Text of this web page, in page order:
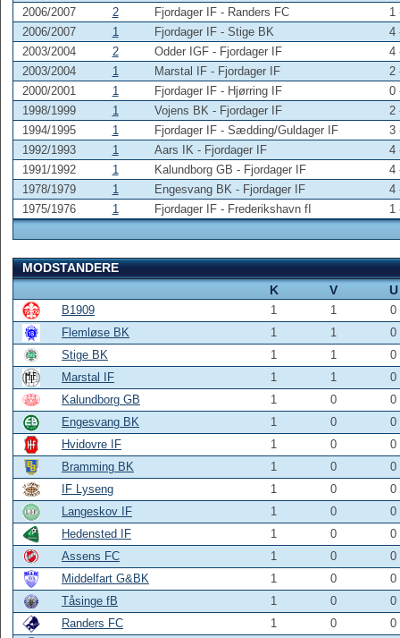
2006/2007
2 Fjordager IF - Randers FC
1
2006/2007
1 Fjordager IF - Stige BK
4
2003/2004
2 Odder IGF - Fjordager IF
4
2003/2004
1 Marstal IF - Fjordager IF
2
2000/2001
1 Fjordager IF - Hjørring IF
0
1998/1999
1 Vojens BK - Fjordager IF
2
1994/1995
1 Fjordager IF - Sædding/Guldager IF
3
1992/1993
1 Aars IK - Fjordager IF
4
1991/1992
1 Kalundborg GB - Fjordager IF
4
1978/1979
1 Engesvang BK - Fjordager IF
4
1975/1976
1 Fjordager IF - Frederikshavn fI 1
MODSTANDERE
K
V U
B1909 1 1
0
Flemløse BK
1 1
0
Stige BK
1 1
0
Marstal IF
1 1
0
Kalundborg GB
1 0
0
Engesvang BK
1 0
0
Hvidovre IF
1 0
0
Bramming BK
1 0
0
IF Lyseng
1 0
0
Langeskov IF
1 0
0
Hedensted IF
1 0
0
Assens FC
1 0
0
Middelfart G&BK
1 0
0
Tåsinge fB
1 0
0
Randers FC
1 0
0